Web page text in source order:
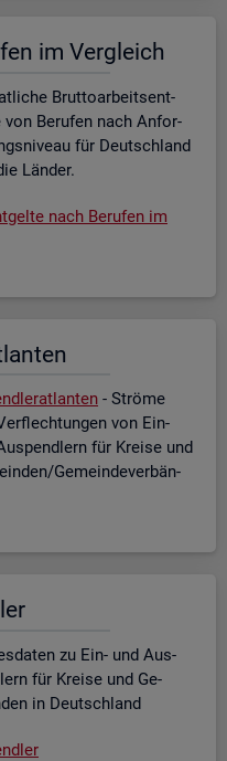
im Ver­gleich
Brut­to­ar­beits­ent­
von Be­ru­fen nach An­for­
für Deutsch­land
Län­der.
nach Be­ru­fen im
- Strö­me
von Ein-
für Krei­se und
Ge­mein­de­ver­bän­
zu Ein- und Aus­
für Krei­se und Ge­
in Deutsch­land